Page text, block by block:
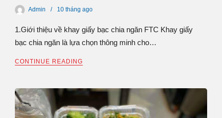
Admin 10 tháng ago
1.Giới thiệu về khay giấy bạc chia ngăn FTC Khay giấy
bạc chia ngăn là lựa chọn thông minh cho…
CONTINUE READING